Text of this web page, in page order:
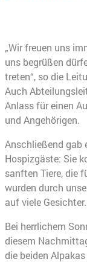
„Wir freuen uns
uns begrüßen
treten“, so die
Auch
Anlass für einen
und Angehörigen.
Anschließend gab
Hospizgäste: Sie
sanften Tiere, die
wurden durch
auf viele Gesichter.
Bei herrlichem
diesem
die beiden